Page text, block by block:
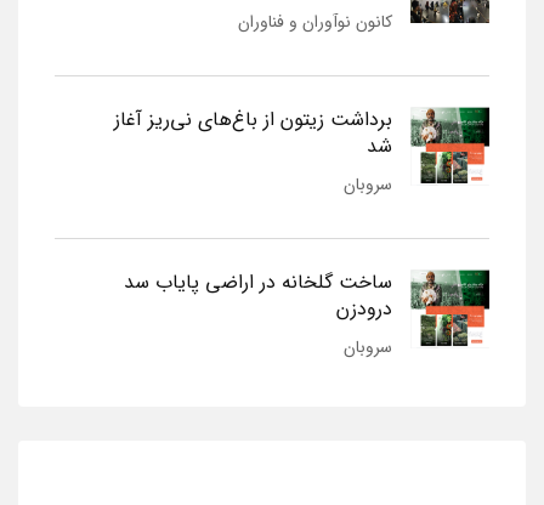
کانون نوآوران و فناوران
برداشت زیتون از باغ‌های نی‌ریز آغاز
شد
سروبان
ساخت گلخانه در اراضی پایاب سد
درودزن
سروبان